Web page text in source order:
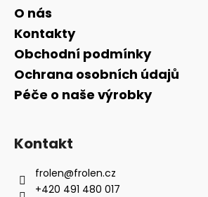
O nás
Kontakty
Obchodní podmínky
Ochrana osobních údajů
Péče o naše výrobky
Kontakt
frolen@frolen.cz
+420 491 480 017